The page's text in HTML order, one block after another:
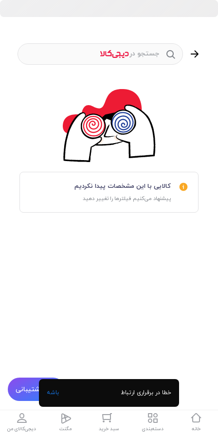
پشتیبانی
جستجو در
کالایی با این مشخصات پیدا نکردیم
پیشنهاد می‌کنیم فیلترها را تغییر دهید
خانه دسته‌بندی سبد خرید مگنت دیجی‌کالای من
خطا در برقراری ارتباط باشه